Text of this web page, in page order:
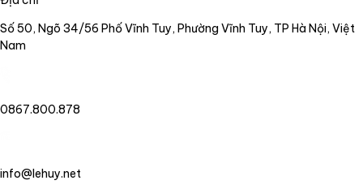
Số 50, Ngõ 34/56 Phố Vĩnh Tuy, Phường Vĩnh Tuy, TP Hà Nội, Việt
Nam
0867.800.878
info@lehuy.net